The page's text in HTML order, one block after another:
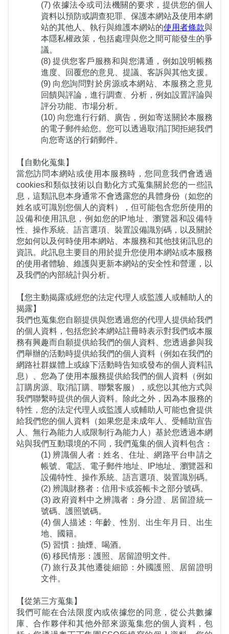
(7) 依據法令或司法機關的要求，提供您的個人
資料以預防或調查犯罪、保護本網站及使用本網
站的其他人、執行與維護本網站的使用者條款與
本隱私權政策，包括處理與您之間可能發生的爭
議。
(8) 提供您客戶服務和與您溝通，例如說明帳務
進度、回覆您的意見、提議、客訴與其他支援。
(9) 向您詢問對於房源或本網站、本服務之意見
回饋與評論，進行調查、分析，例如設置評論與
評分功能、市場分析。
(10) 向您進行行銷、廣告，例如寄送關於本服務
的電子郵件給您。您可以透過取消訂閱拒絕我們
向您寄送的行銷郵件。
【自動化蒐集】
當您訪問本網站或使用本服務時，您同意我們會透過
cookies和類似技術以自動化方式蒐集關於您的一些訊
息，這類訊息本身通常不會透露您的具體身份（如您的
姓名或可識別您個人的資料），但可能包含您所使用的
設備和使用訊息，例如您的IP地址、瀏覽器和設備特
性、操作系統、語言選項、裝置設備識別碼，以及關於
您如何以及何時使用本網站、本服務和其他技術訊息的
資訊。此訊息主要目的用於提升您使用本網站或本服務
的使用者體驗、維護與更新本網站的安全性和營運，以
及我們的內部統計與分析。
【您主動揭露或經您的法定代理人或監護人或輔助人的
揭露】
我們也蒐集您自願提供與您透過您的代理人提供給我們
的個人資料，包括您於本網站註冊時表示對我們或本服
務有興趣而自願提供給我們的個人資料、您透過參與我
們舉辦的活動時提供給我們的個人資料（例如在我們的
網路社群媒體上或線下活動時告知或發布的個人資料訊
息）、您為了使用本服務提供給我們的個人資料（例如
訂購房源、取消訂購、聯繫客服），或您以其他方式與
我們聯繫時提供的個人資料。除此之外，因為本服務的
特性，您的法定代理人或監護人或輔助人可能也會提供
給我們您的個人資料（如果您是未成年人、受輔助宣告
人、無行為能力人或限制行為能力人）基於您透過本網
站與我們互動環境的不同，我們蒐集的個人資料包含：
(1) 辨識個人者：姓名、住址、網路平台申請之
帳號、電話、電子郵件地址、IP地址、瀏覽器和
設備特性、操作系統、語言選項、裝置識別碼。
(2) 辨識財務者：信用卡或簽帳卡之部分號碼。
(3) 政府資料中之辨識者：身分證、居留證統一
號碼、護照號碼。
(4) 個人描述：年齡、性別、出生年月日、出生
地、國籍。
(5) 習慣：抽煙、喝酒。
(6) 移民情形：護照、居留證明文件。
(7) 旅行及其他遷徙細節：外國護照、居留證明
文件。
【從第三方蒐集】
我們可能在合法限度內或依據您的同意，從公共數據
庫、合作夥伴和其他外部來源蒐集您的個人資料，包